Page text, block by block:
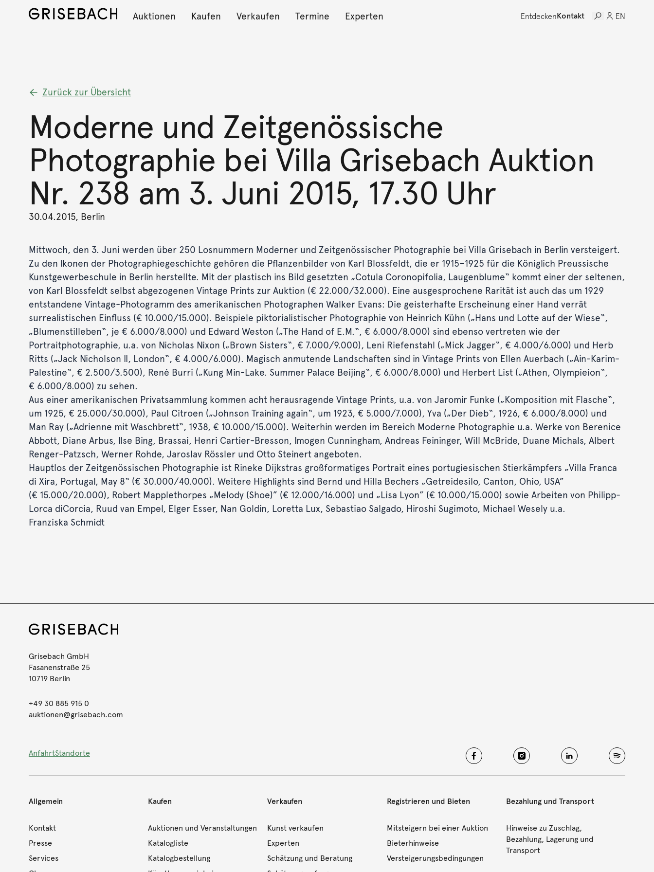
Auktionen Kaufen Verkaufen Termine Experten EntdeckenKontakt EN
Zurück zur Übersicht
Moderne und Zeitgenössische
Photographie bei Villa Grisebach Auktion
Nr. 238 am 3. Juni 2015, 17.30 Uhr
30.04.2015, Berlin
Mittwoch, den 3. Juni werden über 250 Losnummern Moderner und Zeitgenössischer Photographie bei Villa Grisebach in Berlin versteigert.
Zu den Ikonen der Photographiegeschichte gehören die Pflanzenbilder von Karl Blossfeldt, die er 1915–1925 für die Königlich Preussische
Kunstgewerbeschule in Berlin herstellte. Mit der plastisch ins Bild gesetzten „Cotula Coronopifolia, Laugenblume“ kommt einer der seltenen,
von Karl Blossfeldt selbst abgezogenen Vintage Prints zur Auktion (€ 22.000/32.000). Eine ausgesprochene Rarität ist auch das um 1929
entstandene Vintage-Photogramm des amerikanischen Photographen Walker Evans: Die geisterhafte Erscheinung einer Hand verrät
surrealistischen Einfluss (€ 10.000/15.000). Beispiele piktorialistischer Photographie von Heinrich Kühn („Hans und Lotte auf der Wiese“,
„Blumenstilleben“, je € 6.000/8.000) und Edward Weston („The Hand of E.M.“, € 6.000/8.000) sind ebenso vertreten wie der
Portraitphotographie, u.a. von Nicholas Nixon („Brown Sisters“, € 7.000/9.000), Leni Riefenstahl („Mick Jagger“, € 4.000/6.000) und Herb
Ritts („Jack Nicholson II, London“, € 4.000/6.000). Magisch anmutende Landschaften sind in Vintage Prints von Ellen Auerbach („Ain-Karim-
Palestine“, € 2.500/3.500), René Burri („Kung Min-Lake. Summer Palace Beijing“, € 6.000/8.000) und Herbert List („Athen, Olympieion“,
€ 6.000/8.000) zu sehen.
Aus einer amerikanischen Privatsammlung kommen acht herausragende Vintage Prints, u.a. von Jaromir Funke („Komposition mit Flasche“,
um 1925, € 25.000/30.000), Paul Citroen („Johnson Training again“, um 1923, € 5.000/7.000), Yva („Der Dieb“, 1926, € 6.000/8.000) und
Man Ray („Adrienne mit Waschbrett“, 1938, € 10.000/15.000). Weiterhin werden im Bereich Moderne Photographie u.a. Werke von Berenice
Abbott, Diane Arbus, Ilse Bing, Brassai, Henri Cartier-Bresson, Imogen Cunningham, Andreas Feininger, Will McBride, Duane Michals, Albert
Renger-Patzsch, Werner Rohde, Jaroslav Rössler und Otto Steinert angeboten.
Hauptlos der Zeitgenössischen Photographie ist Rineke Dijkstras großformatiges Portrait eines portugiesischen Stierkämpfers „Villa Franca
di Xira, Portugal, May 8“ (€ 30.000/40.000). Weitere Highlights sind Bernd und Hilla Bechers „Getreidesilo, Canton, Ohio, USA”
(€ 15.000/20.000), Robert Mapplethorpes „Melody (Shoe)” (€ 12.000/16.000) und „Lisa Lyon” (€ 10.000/15.000) sowie Arbeiten von Philipp-
Lorca diCorcia, Ruud van Empel, Elger Esser, Nan Goldin, Loretta Lux, Sebastiao Salgado, Hiroshi Sugimoto, Michael Wesely u.a.
Franziska Schmidt
Grisebach GmbH
Fasanenstraße 25
10719 Berlin
+49 30 885 915 0
auktionen@grisebach.com
AnfahrtStandorte
Allgemein
Kontakt
Presse
Services
Kaufen
Auktionen und Veranstaltungen
Katalogliste
Katalogbestellung
Verkaufen
Kunst verkaufen
Experten
Schätzung und Beratung
Registrieren und Bieten
Mitsteigern bei einer Auktion
Bieterhinweise
Versteigerungsbedingungen
Bezahlung und Transport
Hinweise zu Zuschlag,
Bezahlung, Lagerung und
Transport